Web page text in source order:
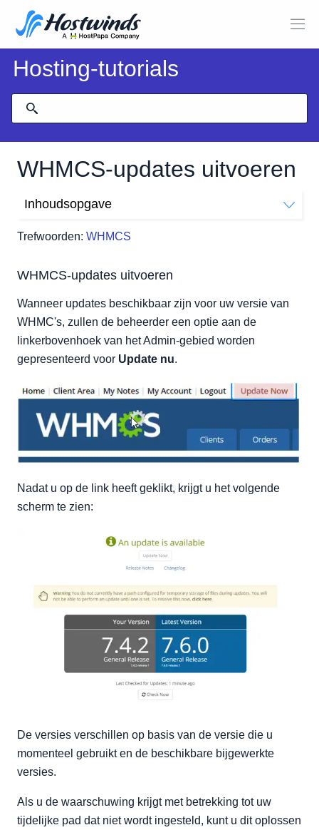
Hosting-tutorials
WHMCS-updates uitvoeren
Trefwoorden: WHMCS
Inhoudsopgave
WHMCS-updates uitvoeren
Wanneer updates beschikbaar zijn voor uw versie van
WHMC's, zullen de beheerder een optie aan de
linkerbovenhoek van het Admin-gebied worden
gepresenteerd voor Update nu.
Nadat u op de link heeft geklikt, krijgt u het volgende
scherm te zien:
De versies verschillen op basis van de versie die u
momenteel gebruikt en de beschikbare bijgewerkte
versies.
Als u de waarschuwing krijgt met betrekking tot uw
tijdelijke pad dat niet wordt ingesteld, kunt u dit oplossen